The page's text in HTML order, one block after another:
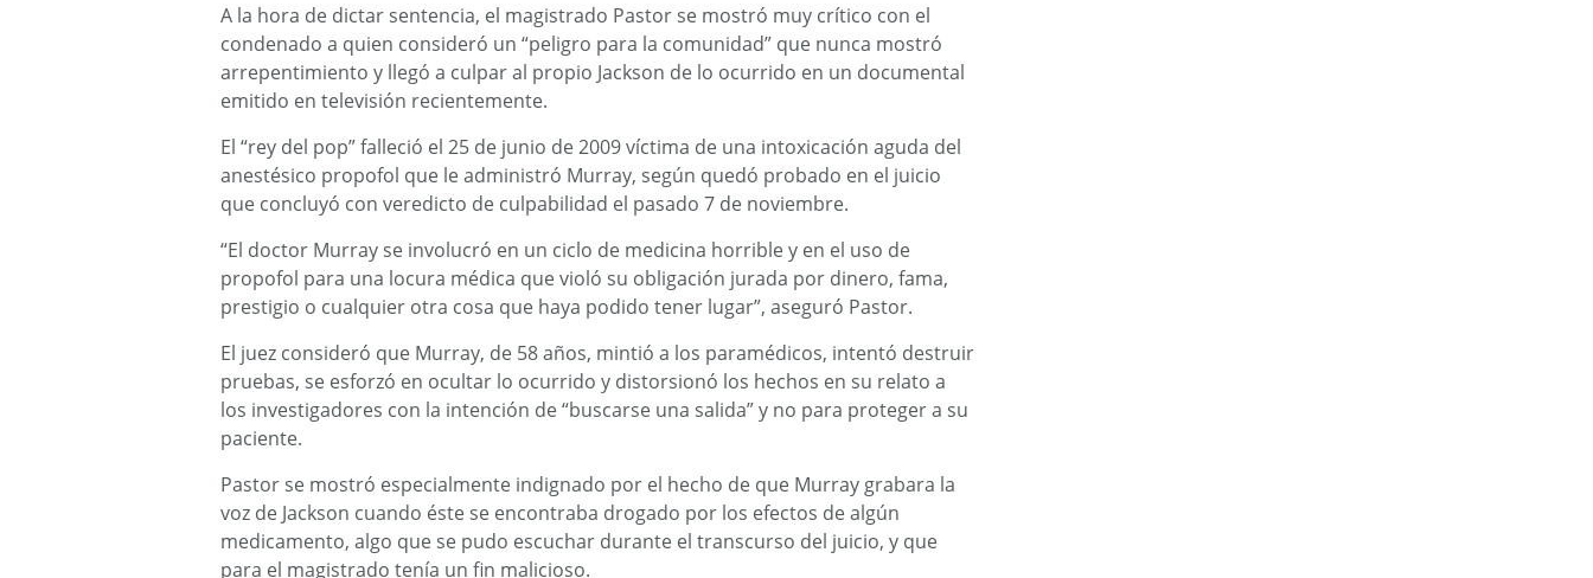
A la hora de dictar sentencia, el magistrado Pastor se mostró muy crítico con el
condenado a quien consideró un “peligro para la comunidad” que nunca mostró
arrepentimiento y llegó a culpar al propio Jackson de lo ocurrido en un documental
emitido en televisión recientemente.
El “rey del pop” falleció el 25 de junio de 2009 víctima de una intoxicación aguda del
anestésico propofol que le administró Murray, según quedó probado en el juicio
que concluyó con veredicto de culpabilidad el pasado 7 de noviembre.
“El doctor Murray se involucró en un ciclo de medicina horrible y en el uso de
propofol para una locura médica que violó su obligación jurada por dinero, fama,
prestigio o cualquier otra cosa que haya podido tener lugar”, aseguró Pastor.
El juez consideró que Murray, de 58 años, mintió a los paramédicos, intentó destruir
pruebas, se esforzó en ocultar lo ocurrido y distorsionó los hechos en su relato a
los investigadores con la intención de “buscarse una salida” y no para proteger a su
paciente.
Pastor se mostró especialmente indignado por el hecho de que Murray grabara la
voz de Jackson cuando éste se encontraba drogado por los efectos de algún
medicamento, algo que se pudo escuchar durante el transcurso del juicio, y que
para el magistrado tenía un fin malicioso.